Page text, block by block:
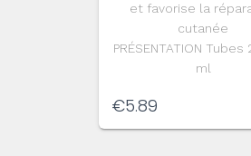
et favorise la
cutanée
PRÉSENTATION
ml
€5.89